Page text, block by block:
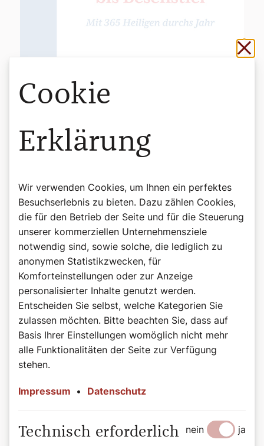
Das Buch zum Podcast
Heilige, das sind beeindruckende Persönlichkeiten auf
allen Kontinenten, in allen Jahrhunderten: Herrscher und
Sklaven, Brave und Aufmüpfige, Geistliche und Laien.
Diese bunte Schar porträtiert Autorin Bernadette Spitzer
Besonderheit der jeweiligen Persönlichkeit treffend
Augenzwinkern. Die tägliche Auswahl dieser „Vorbilder“
Cookie
Erklärung
Wir verwenden Cookies, um Ihnen ein perfektes
Besuchserlebnis zu bieten. Dazu zählen Cookies,
die für den Betrieb der Seite und für die Steuerung
unserer kommerziellen Unternehmensziele
notwendig sind, sowie solche, die lediglich zu
anonymen Statistikzwecken, für
Komforteinstellungen oder zur Anzeige
personalisierter Inhalte genutzt werden.
Entscheiden Sie selbst, welche Kategorien Sie
zulassen möchten. Bitte beachten Sie, dass auf
Basis Ihrer Einstellungen womöglich nicht mehr
alle Funktionalitäten der Seite zur Verfügung
stehen.
Impressum • Datenschutz
Technisch erforderlich nein ja